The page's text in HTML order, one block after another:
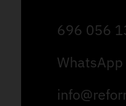
696 056
WhatsApp